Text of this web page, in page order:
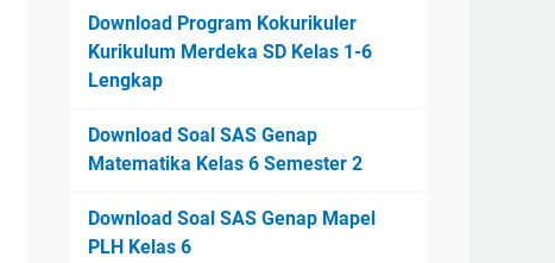
Download Program Kokurikuler
Kurikulum Merdeka SD Kelas 1-6
Lengkap
Download Soal SAS Genap
Matematika Kelas 6 Semester 2
Download Soal SAS Genap Mapel
PLH Kelas 6